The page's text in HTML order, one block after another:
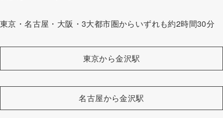
東京・名古屋・大阪・3大都市圏からいずれも約2時間30分
東京から金沢駅
名古屋から金沢駅